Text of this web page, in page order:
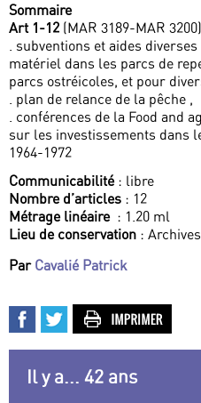
Sommaire
Art 1-12 (MAR 3189-MAR
. subventions et aides
matériel dans les parcs de
parcs ostréicoles, et pour
. plan de relance de la pêche ,
. conférences de la Food and
sur les investissements dans
1964-1972
Communicabilité: libre
Nombre d’articles : 12
Métrage linéaire : 1.20 ml
Lieu de conservation :
Par Cavalié Patrick
Il y a... 42 ans